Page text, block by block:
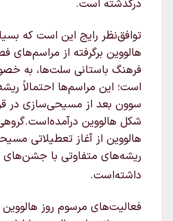
درگذشته است.
توافق‌نظر رایج این است که
هالووین برگرفته از
فرهنگ باستانی سلت‌ها، به
است؛ این مراسم‌ها احتمالاً
سوون بعد از مسیحی‌سازی در
شکل هالووین
هالووین از آغاز تعطیلاتی
ریشه‌های متفاوتی با جشن‌های
داشته‌است.
فعالیت‌های مرسوم روز